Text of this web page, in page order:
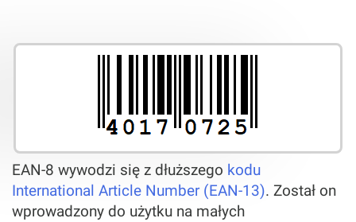
EAN-8 wywodzi się z dłuższego kodu
International Article Number (EAN-13). Został on
wprowadzony do użytku na małych